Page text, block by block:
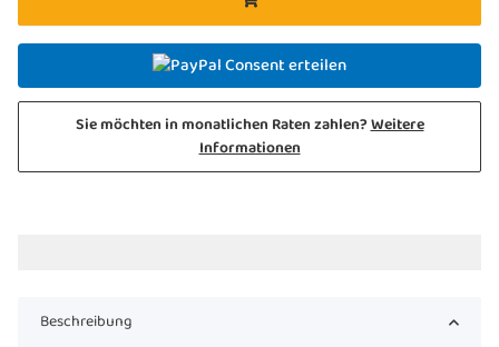
Consent erteilen
Sie möchten in monatlichen Raten zahlen?Weitere
Informationen
Beschreibung